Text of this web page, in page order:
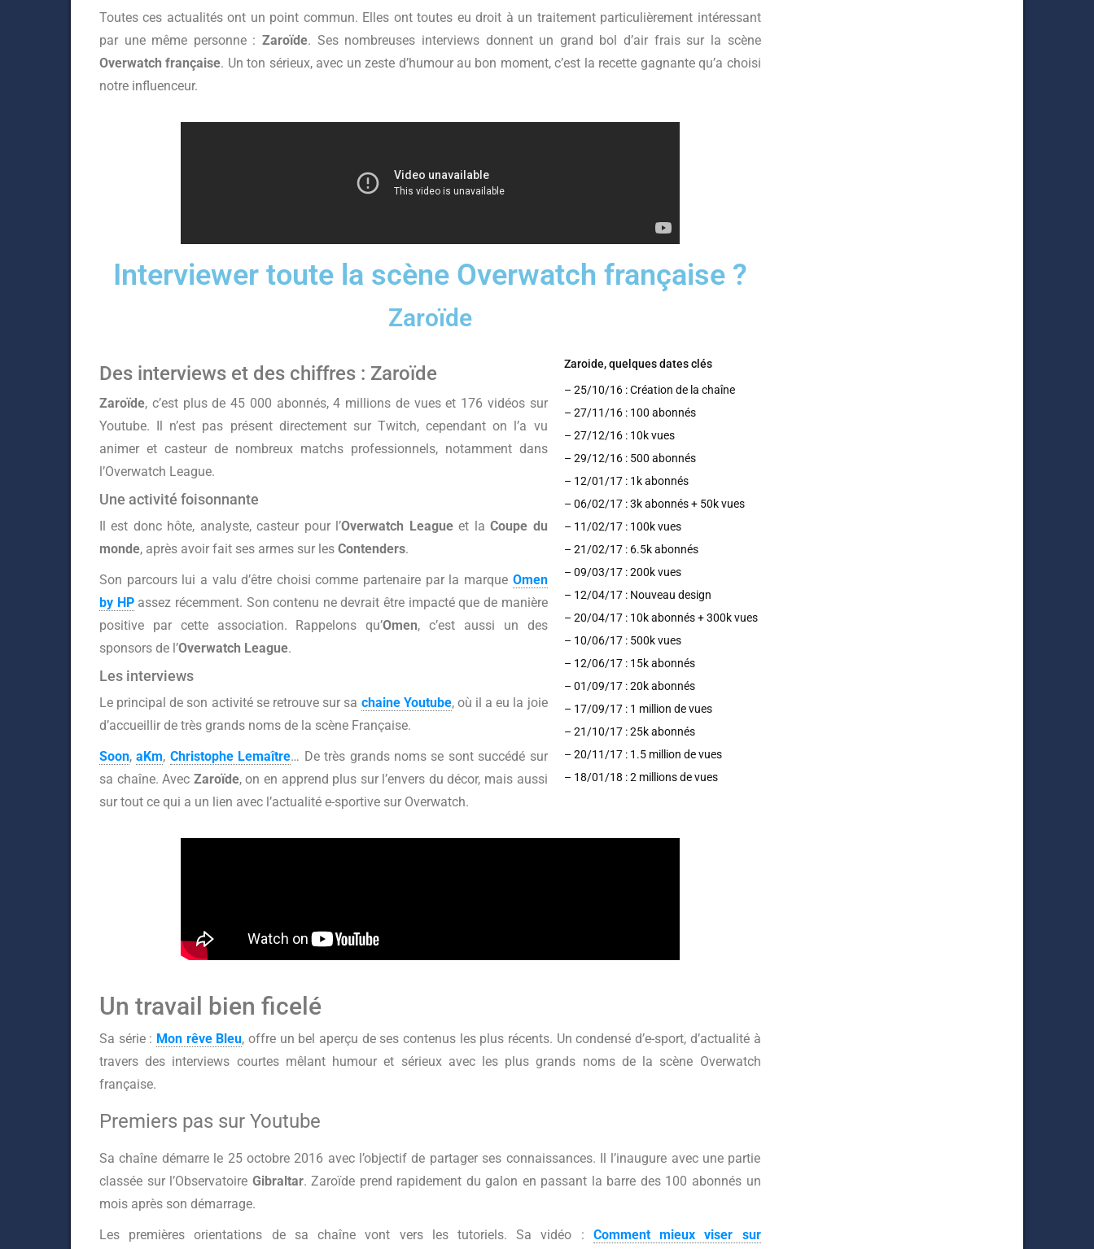
Toutes ces actualités ont un point commun. Elles ont toutes eu droit à un traitement particulièrement intéressant
par une même personne :Zaroïde. Ses nombreuses interviews donnent un grand bol d’air frais sur la scène
Overwatch française. Un ton sérieux, avec un zeste d’humour au bon moment, c’est la recette gagnante qu’a choisi
notre influenceur.
Interviewer toute la scène Overwatch française ?
Zaroïde
Des interviews et des chiffres : Zaroïde
Zaroïde, c’est plus de 45 000 abonnés, 4 millions de vues et 176 vidéos sur
Youtube. Il n’est pas présent directement sur Twitch, cependant on l’a vu
animer et casteur de nombreux matchs professionnels, notamment dans
l’Overwatch League.
Une activité foisonnante
Il est donc hôte, analyste, casteur pour l’Overwatch Leagueet laCoupe du
monde, après avoir fait ses armes sur les Contenders.
Son parcours lui a valu d’être choisi comme partenaire par la marque Omen
by HPassez récemment. Son contenu ne devrait être impacté que de manière
positive par cette association. Rappelons qu’Omen, c’est aussi un des
sponsors de l’Overwatch League.
Les interviews
Le principal de son activité se retrouve sur sa chaine Youtube, où il a eu la joie
d’accueillir de très grands noms de la scène Française.
Soon,aKm, Christophe Lemaître… De très grands noms se sont succédé sur
sa chaîne. Avec Zaroïde, on en apprend plus sur l’envers du décor, mais aussi
sur tout ce qui a un lien avec l’actualité e-sportive sur Overwatch.
Zaroide, quelques dates clés
– 25/10/16 : Création de la chaîne
– 27/11/16 : 100 abonnés
– 27/12/16 : 10k vues
– 29/12/16 : 500 abonnés
– 12/01/17 : 1k abonnés
– 06/02/17 : 3k abonnés + 50k vues
– 11/02/17 : 100k vues
– 21/02/17 : 6.5k abonnés
– 09/03/17 : 200k vues
– 12/04/17 : Nouveau design
– 20/04/17 : 10k abonnés + 300k vues
– 10/06/17 : 500k vues
– 12/06/17 : 15k abonnés
– 01/09/17 : 20k abonnés
– 17/09/17 : 1 million de vues
– 21/10/17 : 25k abonnés
– 20/11/17 : 1.5 million de vues
– 18/01/18 : 2 millions de vues
Un travail bien ficelé
Sa série : Mon rêve Bleu, offre un bel aperçu de ses contenus les plus récents. Un condensé d’e-sport, d’actualité à
travers des interviews courtes mêlant humour et sérieux avec les plus grands noms de la scène Overwatch
française.
Premiers pas sur Youtube
Sa chaîne démarre le 25 octobre 2016 avec l’objectif de partager ses connaissances. Il l’inaugure avec une partie
classée sur l’Observatoire Gibraltar. Zaroïde prend rapidement du galon en passant la barre des 100 abonnés un
mois après son démarrage.
Les premières orientations de sa chaîne vont vers les tutoriels. Sa vidéo : Comment mieux viser sur